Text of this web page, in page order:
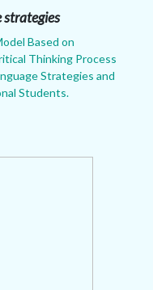
strategies
Based on
Thinking Process
Strategies and
Students.